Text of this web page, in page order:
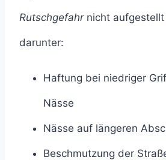
Rutschgefahrnicht
darunter:
Haftung bei niedriger
Nässe
Nässe auf längeren
Beschmutzung der